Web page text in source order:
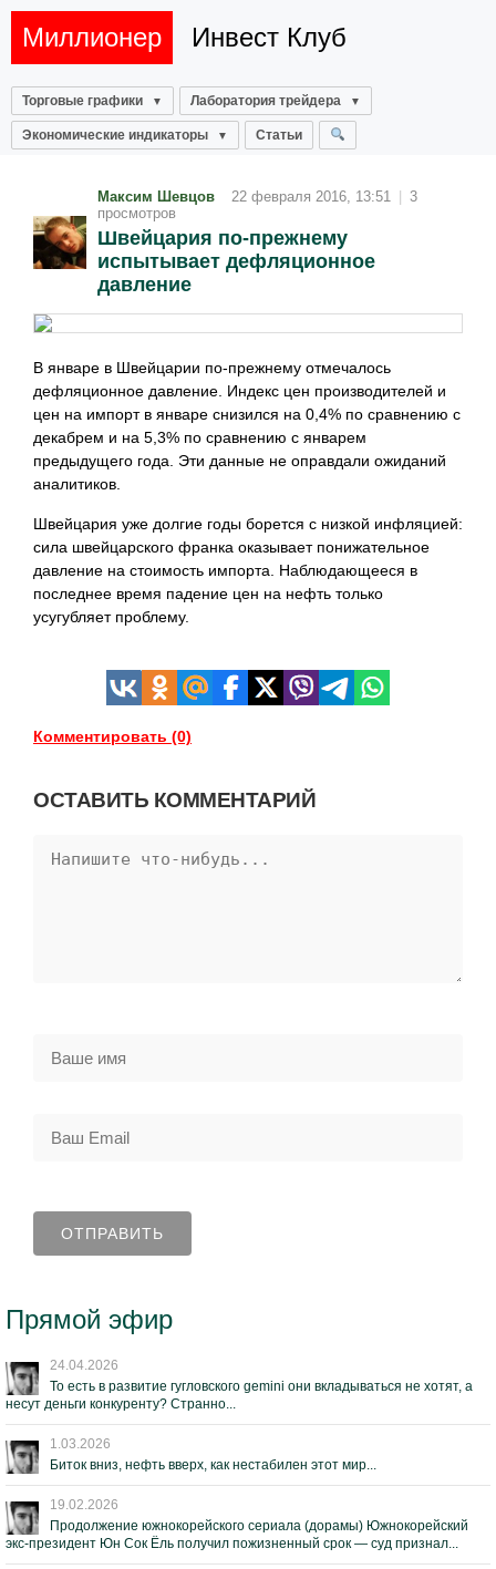
Миллионер Инвест Клуб
Торговые графики Лаборатория трейдера
Экономические индикаторы Статьи
Максим Шевцов 22 февраля 2016, 13:51
3
просмотров
Швейцария по-прежнему
испытывает дефляционное
давление
В январе в Швейцарии по-прежнему отмечалось
дефляционное давление. Индекс цен производителей и
цен на импорт в январе снизился на 0,4% по сравнению с
декабрем и на 5,3% по сравнению с январем
предыдущего года. Эти данные не оправдали ожиданий
аналитиков.
Швейцария уже долгие годы борется с низкой инфляцией:
сила швейцарского франка оказывает понижательное
давление на стоимость импорта. Наблюдающееся в
последнее время падение цен на нефть только
усугубляет проблему.
Комментировать (0)
ОСТАВИТЬ КОММЕНТАРИЙ
Прямой эфир
24.04.2026
То есть в развитие гугловского gemini они вкладываться не хотят, а
несут деньги конкуренту? Странно...
1.03.2026
Биток вниз, нефть вверх, как нестабилен этот мир...
19.02.2026
Продолжение южнокорейского сериала (дорамы) Южнокорейский
экс-президент Юн Сок Ёль получил пожизненный срок — суд признал...